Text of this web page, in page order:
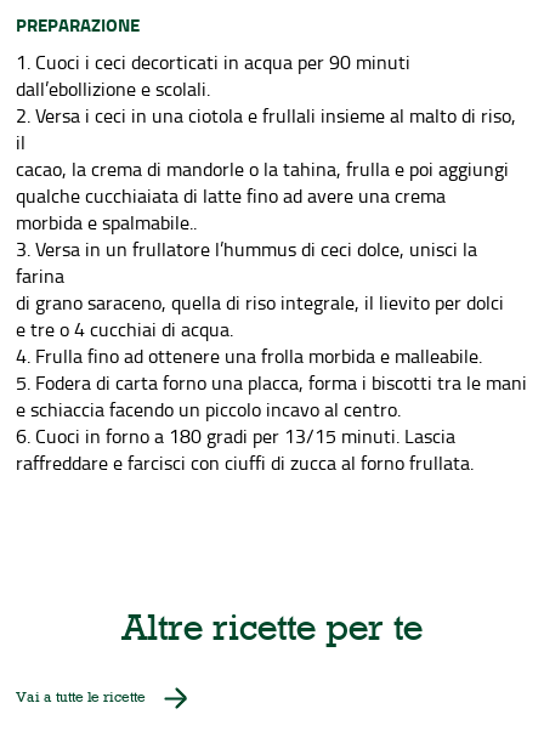
PREPARAZIONE
1. Cuoci i ceci decorticati in acqua per 90 minuti
dall’ebollizione e scolali.
2. Versa i ceci in una ciotola e frullali insieme al malto di riso,
il
cacao, la crema di mandorle o la tahina, frulla e poi aggiungi
qualche cucchiaiata di latte fino ad avere una crema
morbida e spalmabile..
3. Versa in un frullatore l’hummus di ceci dolce, unisci la
farina
di grano saraceno, quella di riso integrale, il lievito per dolci
e tre o 4 cucchiai di acqua.
4. Frulla fino ad ottenere una frolla morbida e malleabile.
5. Fodera di carta forno una placca, forma i biscotti tra le mani
e schiaccia facendo un piccolo incavo al centro.
6. Cuoci in forno a 180 gradi per 13/15 minuti. Lascia
raffreddare e farcisci con ciuffi di zucca al forno frullata.
Altre ricette per te
Vai a tutte le ricette